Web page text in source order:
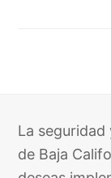
La
de Baja